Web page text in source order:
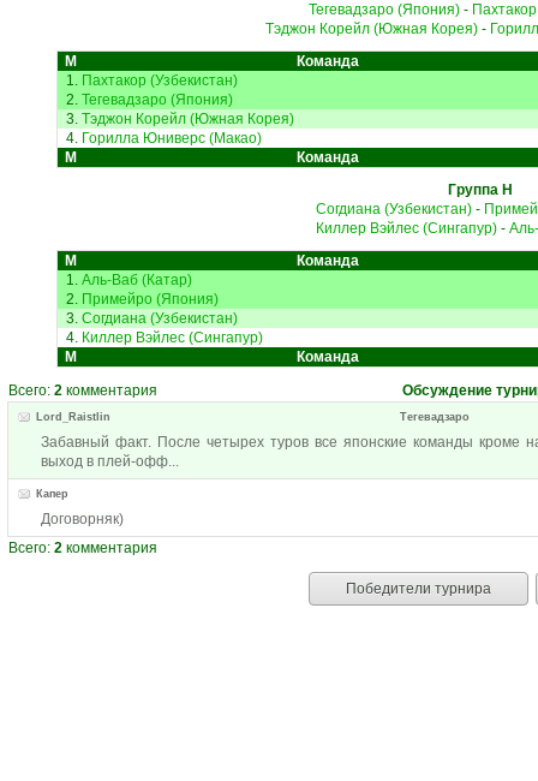
Тегевадзаро (Япония)-
Тэджон Корейл (Южная Корея) -
М
Команда
1. Пахтакор (Узбекистан)
2. Тегевадзаро (Япония)
3. Тэджон Корейл (Южная Корея)
4. Горилла Юниверс (Макао)
М
Команда
Группа H
Согдиана (Узбекистан)-
Киллер Вэйлес (Сингапур) -
М
Команда
1. Аль-Ваб (Катар)
2. Примейро (Япония)
3. Согдиана (Узбекистан)
4. Киллер Вэйлес (Сингапур)
М
Команда
Всего: 2 комментария Обсуждение
Lord_Raistlin Тегевадзаро
Забавный факт. После четырех туров все японские команды кроме
выход в плей-офф...
Капер
Договорняк)
Всего: 2 комментария
Победители турнира